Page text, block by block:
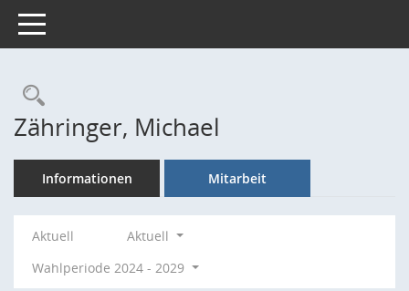
Toggle navigation
Rechercheauswahl
Zähringer, Michael
Informationen Mitarbeit
Aktuell
Aktuell
Wahlperiode 2024 - 2029